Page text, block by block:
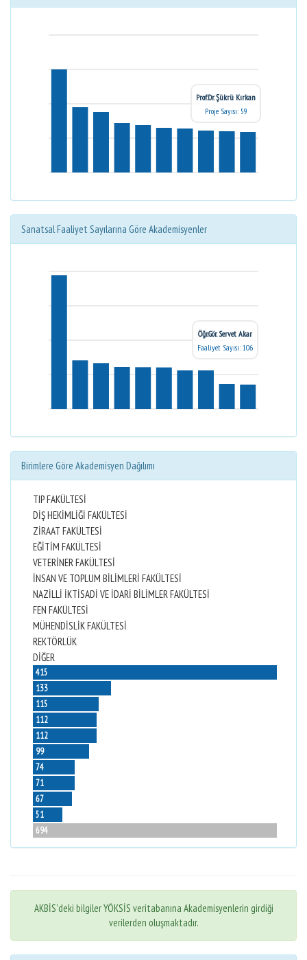
Prof.Dr. Şükrü Kırkan
Proje Sayısı: 59
Sanatsal Faaliyet Sayılarına Göre Akademisyenler
Öğr.Gör. Servet Akar
Faaliyet Sayısı: 106
Birimlere Göre Akademisyen Dağılımı
TIP FAKÜLTESİ
DİŞ HEKİMLİĞİ FAKÜLTESİ
ZİRAAT FAKÜLTESİ
EĞİTİM FAKÜLTESİ
VETERİNER FAKÜLTESİ
İNSAN VE TOPLUM BİLİMLERİ FAKÜLTESİ
NAZİLLİ İKTİSADİ VE İDARİ BİLİMLER FAKÜLTESİ
FEN FAKÜLTESİ
MÜHENDİSLİK FAKÜLTESİ
REKTÖRLÜK
DİĞER
415
133
115
112
112
99
74
71
67
51
694
AKBİS'deki bilgiler YÖKSİS veritabanına Akademisyenlerin girdiği
verilerden oluşmaktadır.